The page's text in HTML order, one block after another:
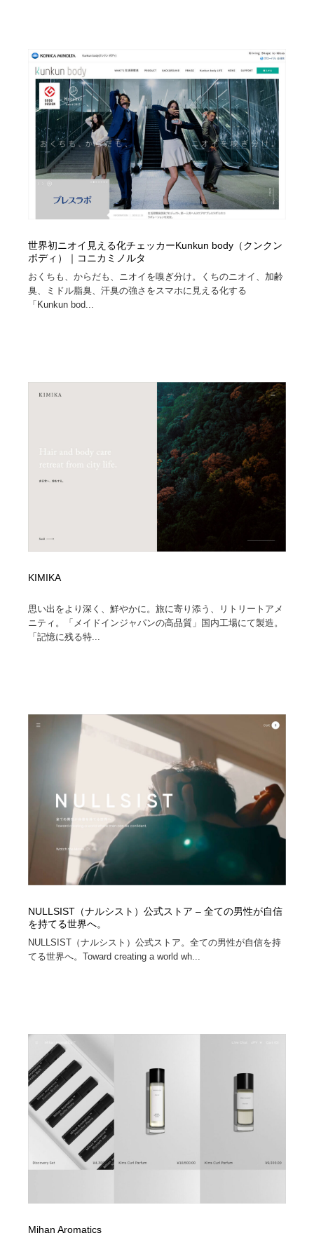
世界初ニオイ見える化チェッカーKunkun body（クンクン
ボディ）｜コニカミノルタ
おくちも、からだも、ニオイを嗅ぎ分け。くちのニオイ、加齢
臭、ミドル脂臭、汗臭の強さをスマホに見える化する
「Kunkun bod...
KIMIKA
思い出をより深く、鮮やかに。旅に寄り添う、リトリートアメ
ニティ。「メイドインジャパンの高品質」国内工場にて製造。
「記憶に残る特...
NULLSIST（ナルシスト）公式ストア – 全ての男性が自信
を持てる世界へ。
NULLSIST（ナルシスト）公式ストア。全ての男性が自信を持
てる世界へ。Toward creating a world wh...
Mihan Aromatics